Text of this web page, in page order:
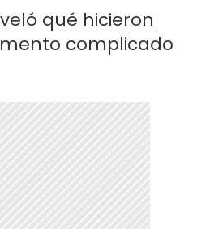
qué hicieron
complicado